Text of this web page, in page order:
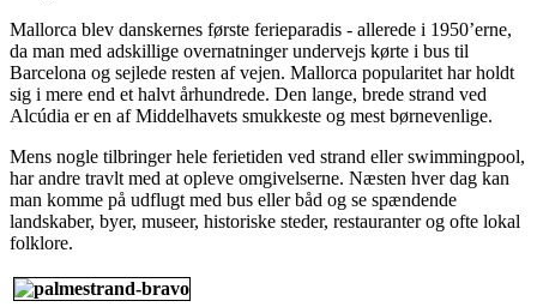
Mallorca blev danskernes første ferieparadis - allerede i 1950’erne,
da man med adskillige overnatninger undervejs kørte i bus til
Barcelona og sejlede resten af vejen. Mallorca popularitet har holdt
sig i mere end et halvt århundrede. Den lange, brede strand ved
Alcúdia er en af Middelhavets smukkeste og mest børnevenlige.
Mens nogle tilbringer hele ferietiden ved strand eller swimmingpool,
har andre travlt med at opleve omgivelserne. Næsten hver dag kan
man komme på udflugt med bus eller båd og se spændende
landskaber, byer, museer, historiske steder, restauranter og ofte lokal
folklore.